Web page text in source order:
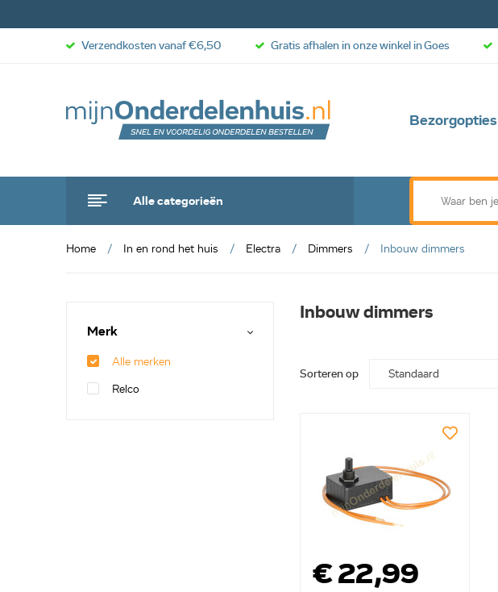
Bezorgopties
Alle categorieën
Verzendkosten vanaf €6,50 Gratis afhalen in onze winkel in Goes
Home In en rond het huis Electra Dimmers Inbouw dimmers
Merk
Alle merken
Relco
Inbouw dimmers
Sorteren op
€ 22,99